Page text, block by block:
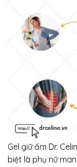
Gel giữ ấm Dr.
biệt là phụ nữ